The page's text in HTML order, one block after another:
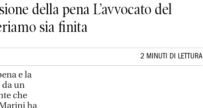
della pena L’avvocato del
sia finita
2 MINUTI DI LETTURA
e la
da un
che
ha